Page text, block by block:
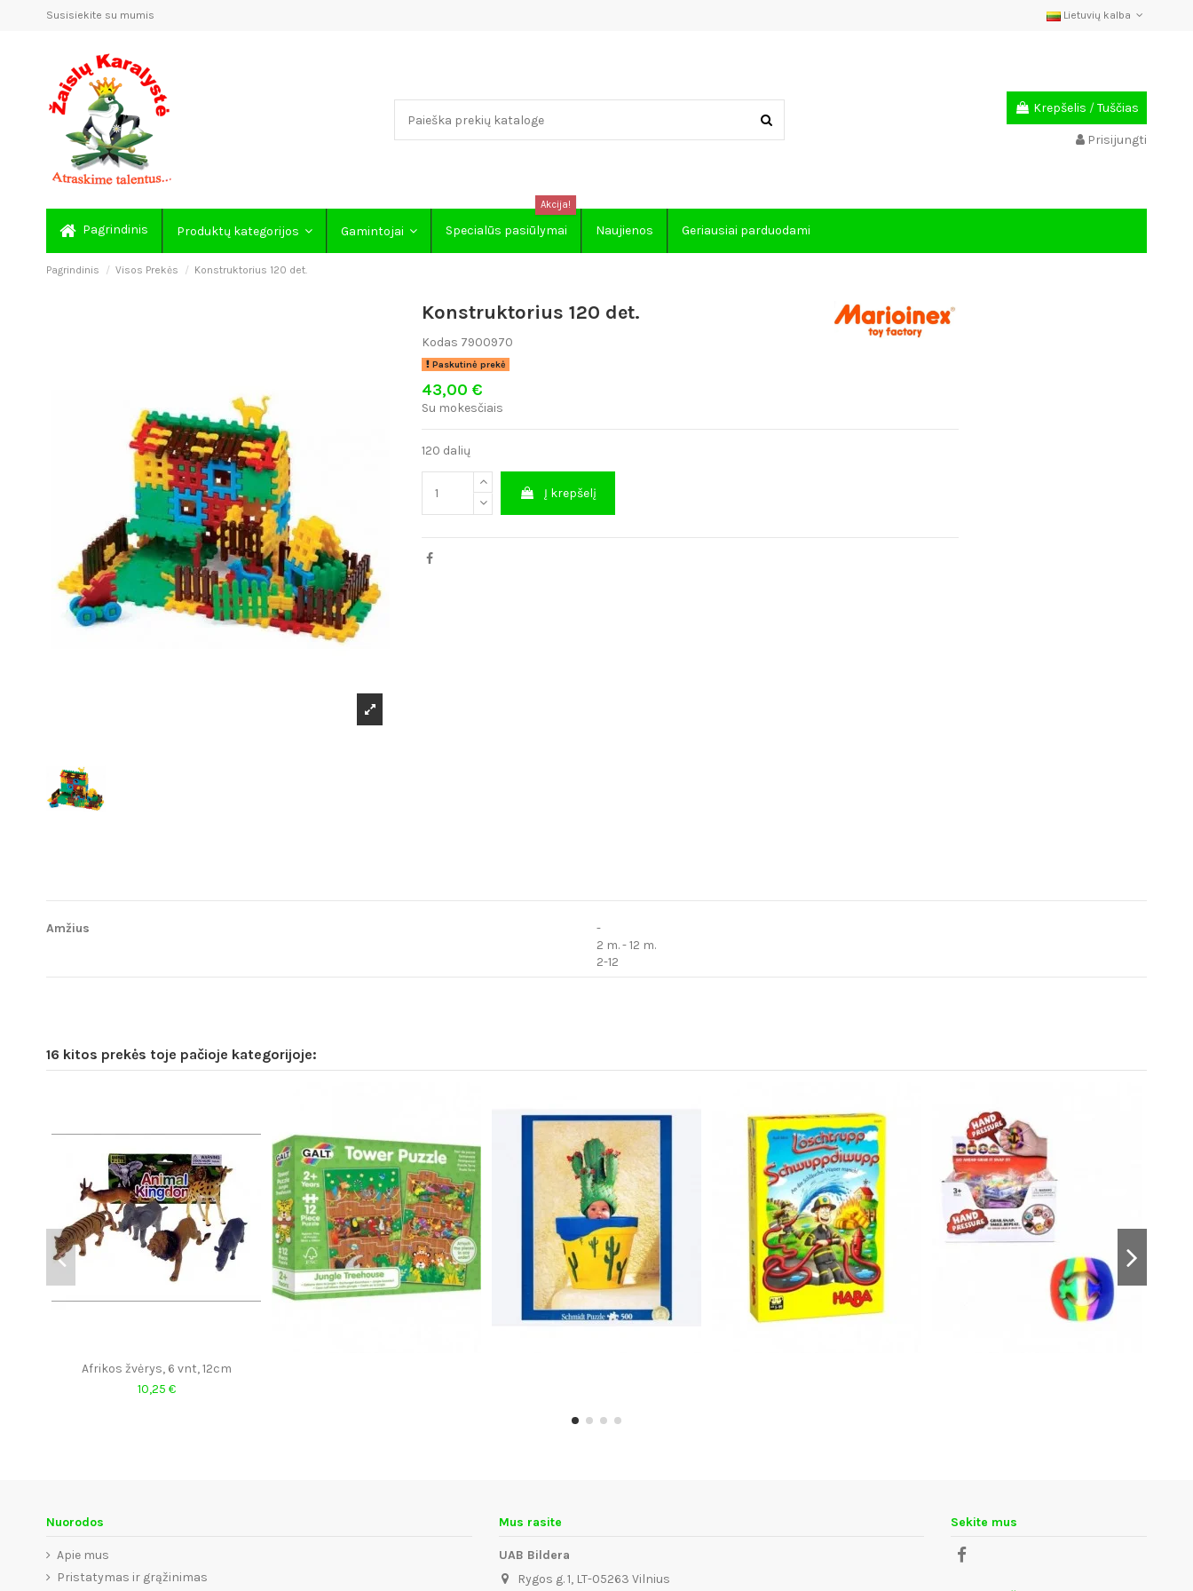
Susisiekite su mumis Lietuvių kalba
Krepšelis /Tuščias
Prisijungti
Pagrindinis Produktų kategorijos Gamintojai Specialūs pasiūlymai
Akcija!
Naujienos Geriausiai parduodami
Pagrindinis Visos Prekės Konstruktorius 120 det.
Konstruktorius 120 det.
Kodas 7900970
Paskutinė prekė
43,00 €
Su mokesčiais
120 dalių
Į krepšelį
Amžius
-
2 m. - 12 m.
2-12
16 kitos prekės toje pačioje kategorijoje:
Afrikos žvėrys, 6 vnt, 12cm
10,25 €
Nuorodos
Apie mus
Pristatymas ir grąžinimas
Mus rasite
UAB Bildera
Rygos g. 1, LT-05263 Vilnius
Sekite mus